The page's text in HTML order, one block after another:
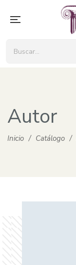
Autor
Inicio / Catálogo /